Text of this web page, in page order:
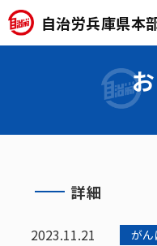
自治労兵庫県本
詳細
2023.11.21 が